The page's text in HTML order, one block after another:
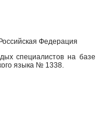
Федерация
специалистов на базе
языка № 1338.